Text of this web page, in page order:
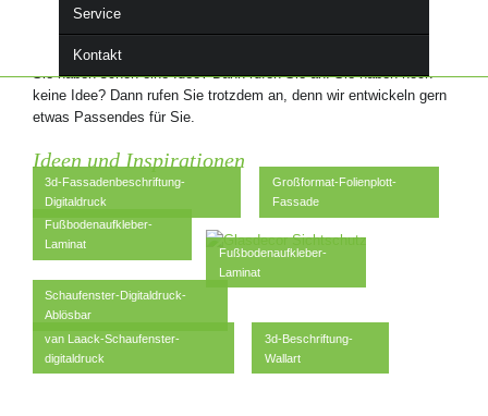
Service
Kontakt
Damit wir Ihre Aufträge schnell und zuverlässig ausführen können,
haben wir immer ausreichend Folien für alle Anforderungen lagernd.
Sie haben schon eine Idee? Dann rufen Sie an! Sie haben noch
keine Idee? Dann rufen Sie trotzdem an, denn wir entwickeln gern
etwas Passendes für Sie.
Ideen und Inspirationen
3d-Fassadenbeschriftung-
Digitaldruck
Großformat-Folienplott-
Fassade
Fußbodenaufkleber-
Laminat
Fußbodenaufkleber-
Laminat
Schaufenster-Digitaldruck-
Ablösbar
van Laack-Schaufenster-
digitaldruck
3d-Beschriftung-
Wallart